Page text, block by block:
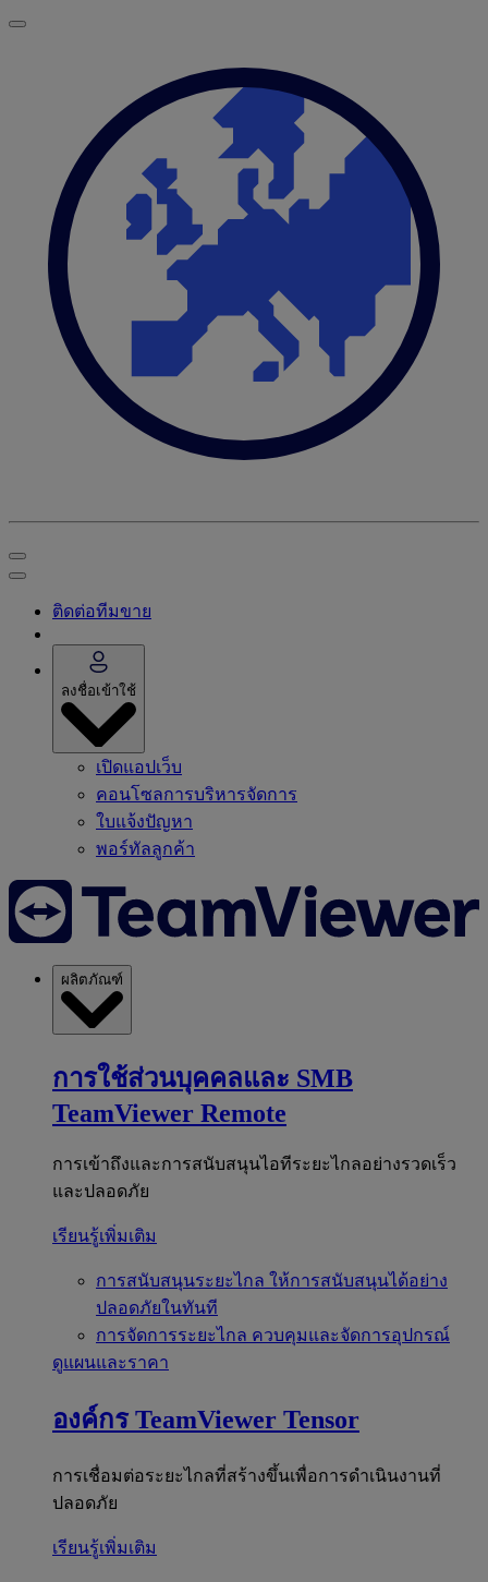
ติดต่อทีมขาย
ลงชื่อเข้าใช้
เปิดแอปเว็บ
คอนโซลการบริหารจัดการ
ใบแจ้งปัญหา
พอร์ทัลลูกค้า
ผลิตภัณฑ์
การใช้ส่วนบุคคลและ SMB
TeamViewer Remote
การเข้าถึงและการสนับสนุนไอทีระยะไกลอย่างรวดเร็ว
และปลอดภัย
เรียนรู้เพิ่มเติม
การสนับสนุนระยะไกล ให้การสนับสนุนได้อย่าง
ปลอดภัยในทันที
การจัดการระยะไกล ควบคุมและจัดการอุปกรณ์
ดูแผนและราคา
องค์กร TeamViewer Tensor
การเชื่อมต่อระยะไกลที่สร้างขึ้นเพื่อการดำเนินงานที่
ปลอดภัย
เรียนรู้เพิ่มเติม